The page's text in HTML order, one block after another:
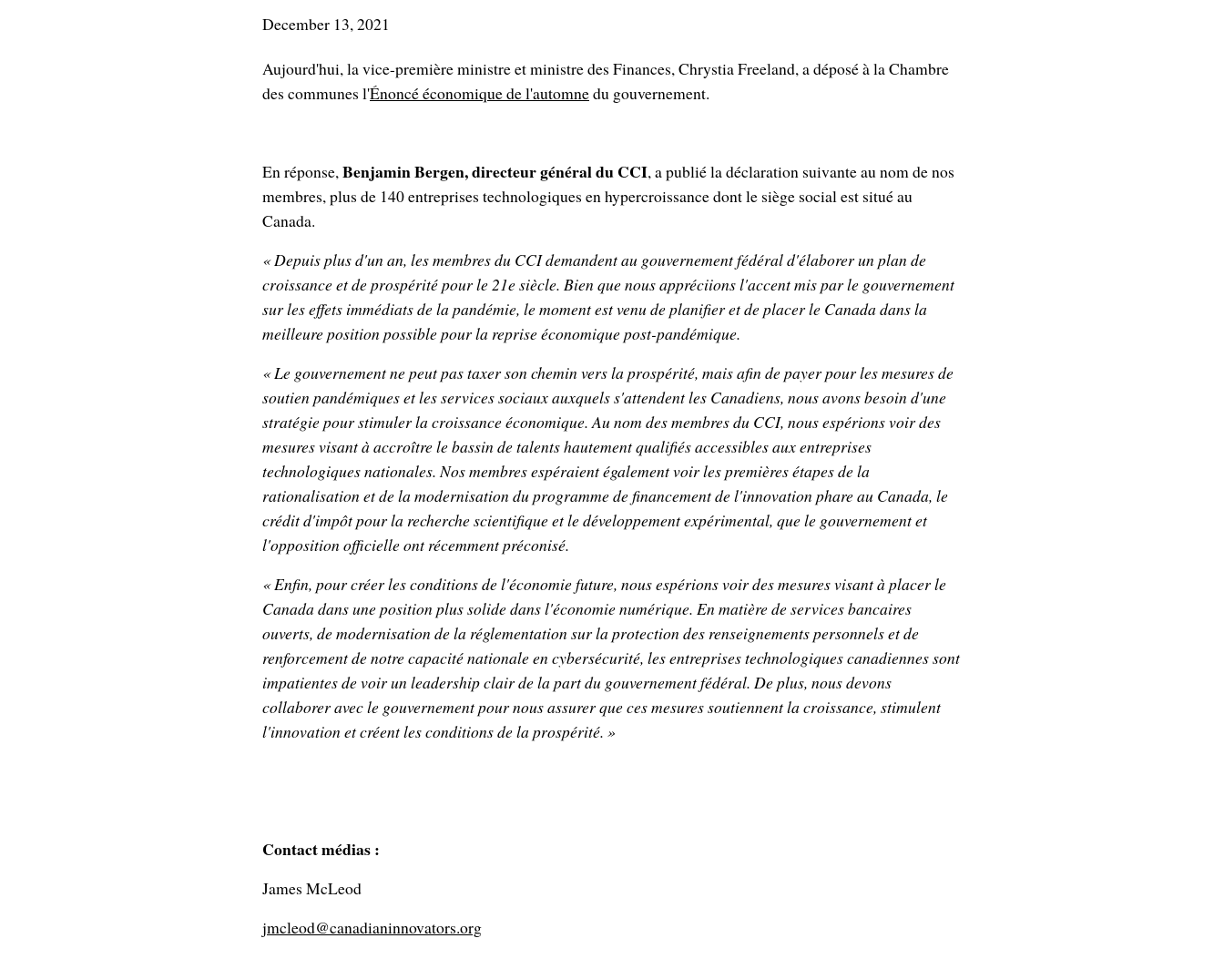
December 13, 2021
Aujourd'hui, la vice-première ministre et ministre des Finances, Chrystia Freeland, a déposé à la Chambre
des communes l'Énoncé économique de l'automnedu gouvernement.
En réponse,Benjamin Bergen, directeur général du CCI, a publié la déclaration suivante au nom de nos
membres, plus de 140 entreprises technologiques en hypercroissance dont le siège social est situé au
Canada.
« Depuis plus d'un an, les membres du CCI demandent au gouvernement fédéral d'élaborer un plan de
croissance et de prospérité pour le 21e siècle. Bien que nous appréciions l'accent mis par le gouvernement
sur les effets immédiats de la pandémie, le moment est venu de planifier et de placer le Canada dans la
meilleure position possible pour la reprise économique post-pandémique.
« Le gouvernement ne peut pas taxer son chemin vers la prospérité, mais afin de payer pour les mesures de
soutien pandémiques et les services sociaux auxquels s'attendent les Canadiens, nous avons besoin d'une
stratégie pour stimuler la croissance économique. Au nom des membres du CCI, nous espérions voir des
mesures visant à accroître le bassin de talents hautement qualifiés accessibles aux entreprises
technologiques nationales. Nos membres espéraient également voir les premières étapes de la
rationalisation et de la modernisation du programme de financement de l'innovation phare au Canada, le
crédit d'impôt pour la recherche scientifique et le développement expérimental, que le gouvernement et
l'opposition officielle ont récemment préconisé.
« Enfin, pour créer les conditions de l'économie future, nous espérions voir des mesures visant à placer le
Canada dans une position plus solide dans l'économie numérique. En matière de services bancaires
ouverts, de modernisation de la réglementation sur la protection des renseignements personnels et de
renforcement de notre capacité nationale en cybersécurité, les entreprises technologiques canadiennes sont
impatientes de voir un leadership clair de la part du gouvernement fédéral. De plus, nous devons
collaborer avec le gouvernement pour nous assurer que ces mesures soutiennent la croissance, stimulent
l'innovation et créent les conditions de la prospérité. »
Contact médias :
James McLeod
jmcleod@canadianinnovators.org